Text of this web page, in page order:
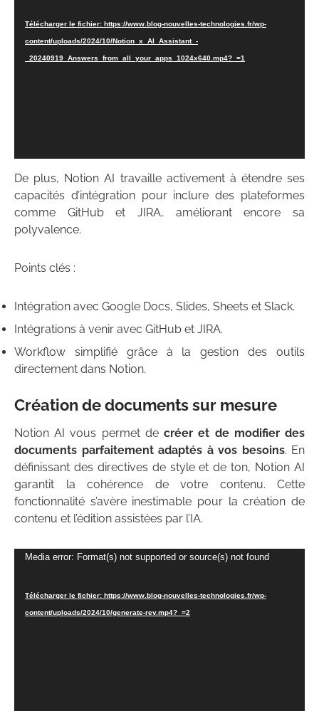
Télécharger le fichier: https://www.blog-nouvelles-technologies.fr/wp-
content/uploads/2024/10/Notion_x_AI_Assistant_-
_20240919_Answers_from_all_your_apps_1024x640.mp4?_=1
De plus, Notion AI travaille activement à étendre ses
capacités d’intégration pour inclure des plateformes
comme GitHub et JIRA, améliorant encore sa
polyvalence.
Points clés :
Intégration avec Google Docs, Slides, Sheets et Slack.
Intégrations à venir avec GitHub et JIRA.
Workflow simplifié grâce à la gestion des outils
directement dans Notion.
Création de documents sur mesure
Notion AI vous permet decréer et de modifier des
documents parfaitement adaptés à vos besoins. En
définissant des directives de style et de ton, Notion AI
garantit la cohérence de votre contenu. Cette
fonctionnalité s’avère inestimable pour la création de
contenu et l’édition assistées par l’IA.
Lecteur
Media error: Format(s) not supported or source(s) not found
Télécharger le fichier: https://www.blog-nouvelles-technologies.fr/wp-
content/uploads/2024/10/generate-rev.mp4?_=2